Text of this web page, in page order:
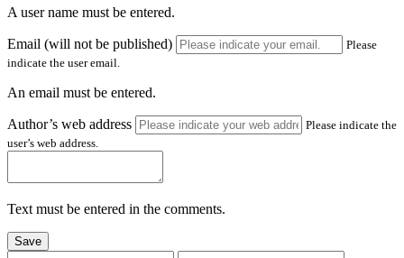
A user name must be entered.
Email (will not be published)
Please
indicate the user email.
An email must be entered.
Author’s web address
Please indicate the
user’s web address.
Text must be entered in the comments.
Save